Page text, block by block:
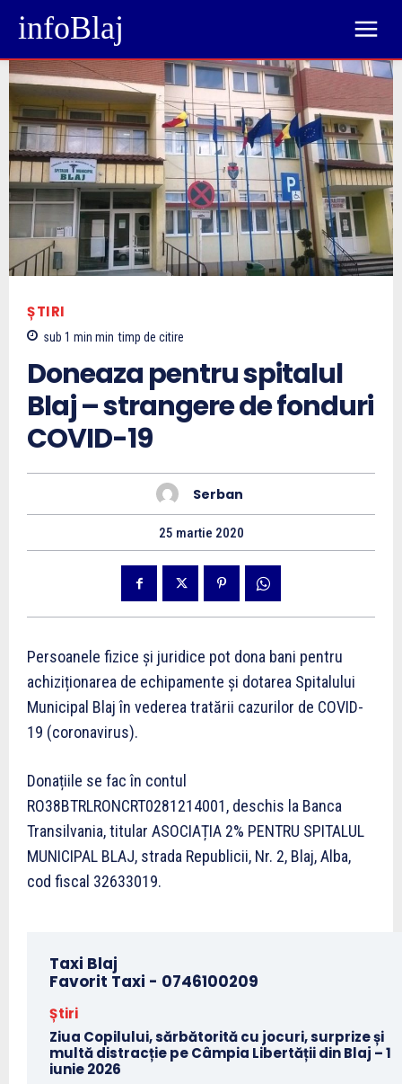
infoBlaj
ȘTIRI
sub 1 min min timp de citire
Doneaza pentru spitalul
Blaj – strangere de fonduri
COVID-19
Serban
25 martie 2020
Persoanele fizice și juridice pot dona bani pentru
achiziționarea de echipamente și dotarea Spitalului
Municipal Blaj în vederea tratării cazurilor de COVID-
19 (coronavirus).
Donațiile se fac în contul
RO38BTRLRONCRT0281214001, deschis la Banca
Transilvania, titular ASOCIAȚIA 2% PENTRU SPITALUL
MUNICIPAL BLAJ, strada Republicii, Nr. 2, Blaj, Alba,
cod fiscal 32633019.
Taxi Blaj
Favorit Taxi - 0746100209
Știri
Ziua Copilului, sărbătorită cu jocuri, surprize și
multă distracție pe Câmpia Libertății din Blaj – 1
iunie 2026